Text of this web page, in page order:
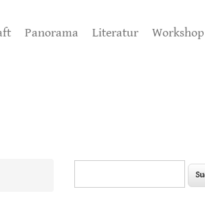
Panorama Literatur Workshop